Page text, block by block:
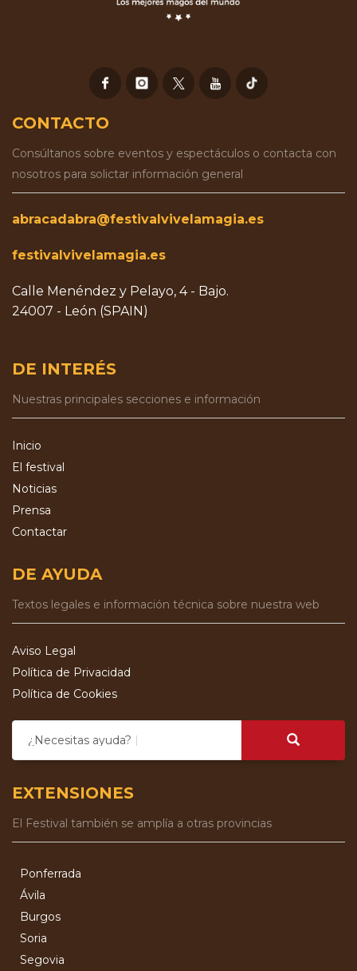
CONTACTO
Consúltanos sobre eventos y espectáculos o contacta con
nosotros para solictar información general
abracadabra@festivalvivelamagia.es
festivalvivelamagia.es
Calle Menéndez y Pelayo, 4 - Bajo.
24007 - León (SPAIN)
DE INTERÉS
Nuestras principales secciones e información
Inicio
El festival
Noticias
Prensa
Contactar
DE AYUDA
Textos legales e información técnica sobre nuestra web
Aviso Legal
Política de Privacidad
Política de Cookies
¿Necesitas ayuda?
EXTENSIONES
El Festival también se amplía a otras provincias
Ponferrada
Ávila
Burgos
Soria
Segovia